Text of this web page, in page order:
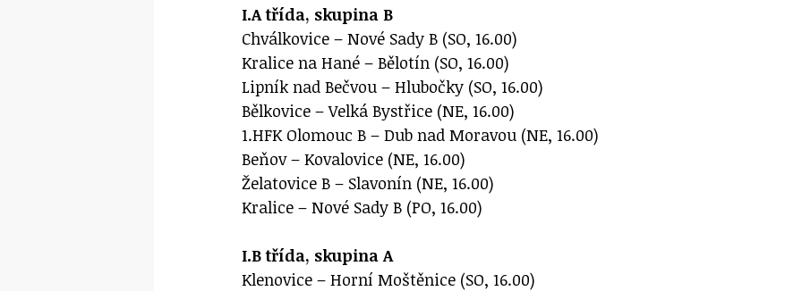
I.A třída, skupina B
Chválkovice – Nové Sady B (SO, 16.00)
Kralice na Hané – Bělotín (SO, 16.00)
Lipník nad Bečvou – Hlubočky (SO, 16.00)
Bělkovice – Velká Bystřice (NE, 16.00)
1.HFK Olomouc B – Dub nad Moravou (NE, 16.00)
Beňov – Kovalovice (NE, 16.00)
Želatovice B – Slavonín (NE, 16.00)
Kralice – Nové Sady B (PO, 16.00)
I.B třída, skupina A
Klenovice – Horní Moštěnice (SO, 16.00)